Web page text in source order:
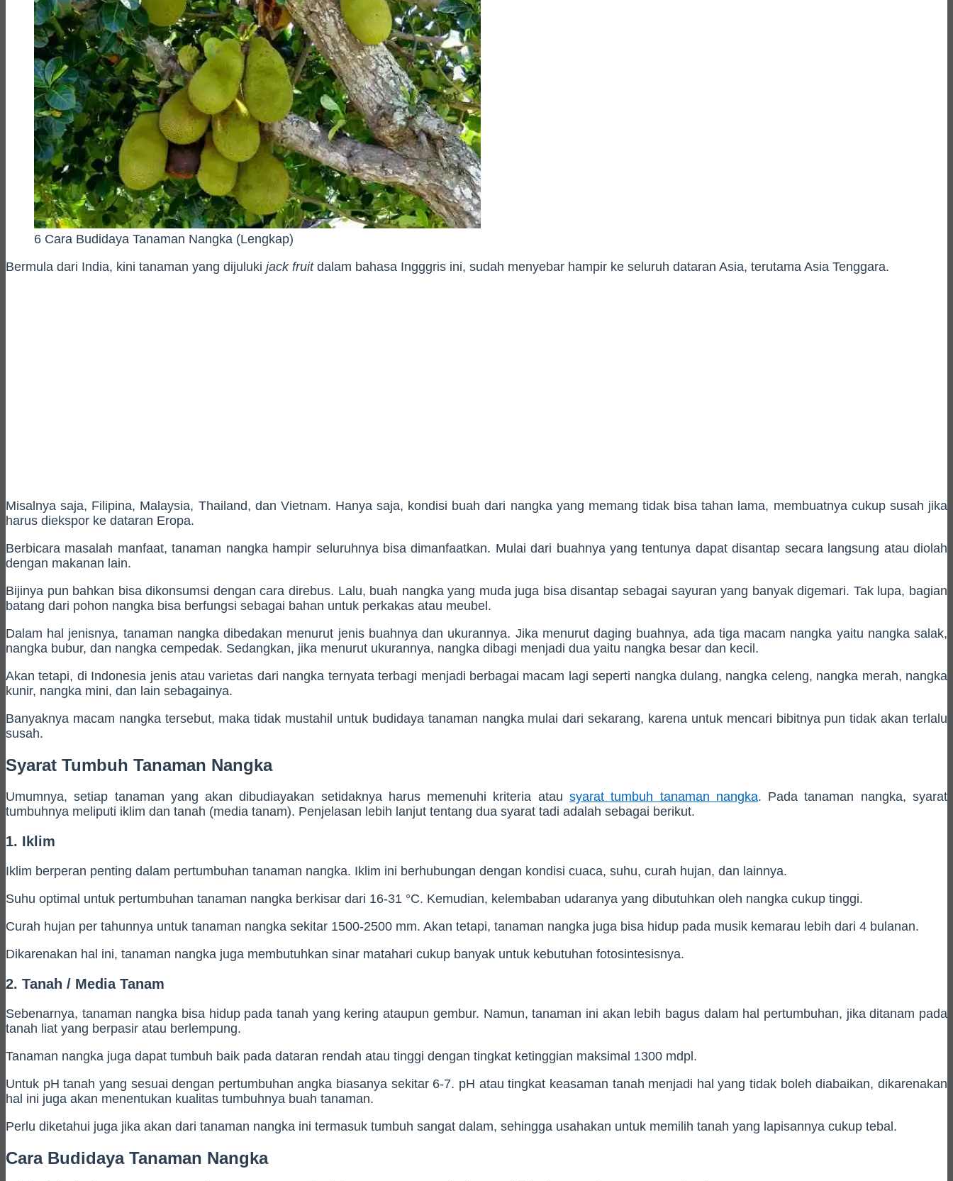
6 Cara Budidaya Tanaman Nangka (Lengkap)
Bermula dari India, kini tanaman yang dijuluki jack fruitdalam bahasa Ingggris ini, sudah menyebar hampir ke seluruh dataran Asia, terutama Asia Tenggara.
Misalnya saja, Filipina, Malaysia, Thailand, dan Vietnam. Hanya saja, kondisi buah dari nangka yang memang tidak bisa tahan lama, membuatnya cukup susah jika
harus diekspor ke dataran Eropa.
Berbicara masalah manfaat, tanaman nangka hampir seluruhnya bisa dimanfaatkan. Mulai dari buahnya yang tentunya dapat disantap secara langsung atau diolah
dengan makanan lain.
Bijinya pun bahkan bisa dikonsumsi dengan cara direbus. Lalu, buah nangka yang muda juga bisa disantap sebagai sayuran yang banyak digemari. Tak lupa, bagian
batang dari pohon nangka bisa berfungsi sebagai bahan untuk perkakas atau meubel.
Dalam hal jenisnya, tanaman nangka dibedakan menurut jenis buahnya dan ukurannya. Jika menurut daging buahnya, ada tiga macam nangka yaitu nangka salak,
nangka bubur, dan nangka cempedak. Sedangkan, jika menurut ukurannya, nangka dibagi menjadi dua yaitu nangka besar dan kecil.
Akan tetapi, di Indonesia jenis atau varietas dari nangka ternyata terbagi menjadi berbagai macam lagi seperti nangka dulang, nangka celeng, nangka merah, nangka
kunir, nangka mini, dan lain sebagainya.
Banyaknya macam nangka tersebut, maka tidak mustahil untuk budidaya tanaman nangka mulai dari sekarang, karena untuk mencari bibitnya pun tidak akan terlalu
susah.
Syarat Tumbuh Tanaman Nangka
Umumnya, setiap tanaman yang akan dibudiayakan setidaknya harus memenuhi kriteria atausyarat tumbuh tanaman nangka. Pada tanaman nangka, syarat
tumbuhnya meliputi iklim dan tanah (media tanam). Penjelasan lebih lanjut tentang dua syarat tadi adalah sebagai berikut.
1. Iklim
Iklim berperan penting dalam pertumbuhan tanaman nangka. Iklim ini berhubungan dengan kondisi cuaca, suhu, curah hujan, dan lainnya.
Suhu optimal untuk pertumbuhan tanaman nangka berkisar dari 16-31 °C. Kemudian, kelembaban udaranya yang dibutuhkan oleh nangka cukup tinggi.
Curah hujan per tahunnya untuk tanaman nangka sekitar 1500-2500 mm. Akan tetapi, tanaman nangka juga bisa hidup pada musik kemarau lebih dari 4 bulanan.
Dikarenakan hal ini, tanaman nangka juga membutuhkan sinar matahari cukup banyak untuk kebutuhan fotosintesisnya.
2. Tanah / Media Tanam
Sebenarnya, tanaman nangka bisa hidup pada tanah yang kering ataupun gembur. Namun, tanaman ini akan lebih bagus dalam hal pertumbuhan, jika ditanam pada
tanah liat yang berpasir atau berlempung.
Tanaman nangka juga dapat tumbuh baik pada dataran rendah atau tinggi dengan tingkat ketinggian maksimal 1300 mdpl.
Untuk pH tanah yang sesuai dengan pertumbuhan angka biasanya sekitar 6-7. pH atau tingkat keasaman tanah menjadi hal yang tidak boleh diabaikan, dikarenakan
hal ini juga akan menentukan kualitas tumbuhnya buah tanaman.
Perlu diketahui juga jika akan dari tanaman nangka ini termasuk tumbuh sangat dalam, sehingga usahakan untuk memilih tanah yang lapisannya cukup tebal.
Cara Budidaya Tanaman Nangka